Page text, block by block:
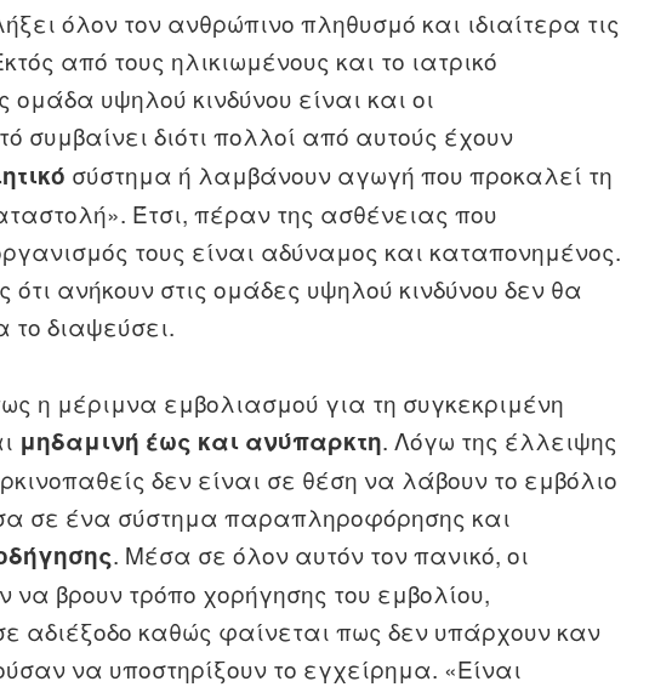
όλον τον ανθρώπινο πληθυσμό και ιδιαίτερα τις
από τους ηλικιωμένους και το ιατρικό
υψηλού κινδύνου είναι και οι
συμβαίνει διότι πολλοί από αυτούς έχουν
σύστημα ή λαμβάνουν αγωγή που προκαλεί τη
Έτσι, πέραν της ασθένειας που
τους είναι αδύναμος και καταπονημένος.
ότι ανήκουν στις ομάδες υψηλού κινδύνου δεν θα
το διαψεύσει.
η μέριμνα εμβολιασμού για τη συγκεκριμένη
μηδαμινή έως και ανύπαρκτη. Λόγω της έλλειψης
δεν είναι σε θέση να λάβουν το εμβόλιο
σε ένα σύστημα παραπληροφόρησης και
. Μέσα σε όλον αυτόν τον πανικό, οι
να βρουν τρόπο χορήγησης του εμβολίου,
αδιέξοδο καθώς φαίνεται πως δεν υπάρχουν καν
να υποστηρίξουν το εγχείρημα. «Είναι